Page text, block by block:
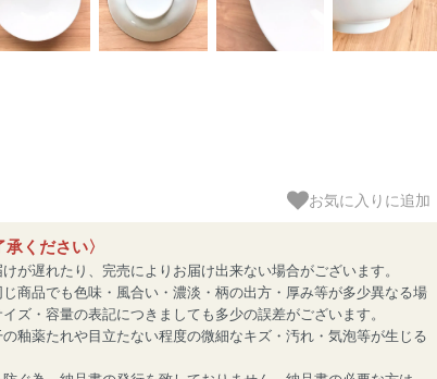
お気に入りに追加
ください〉
が遅れたり、完売によりお届け出来ない場合がございます。
じ商品でも色味・風合い・濃淡・柄の出方・厚み等が多少異なる場
ズ・容量の表記につきましても多少の誤差がございます。
の釉薬たれや目立たない程度の微細なキズ・汚れ・気泡等が生じる